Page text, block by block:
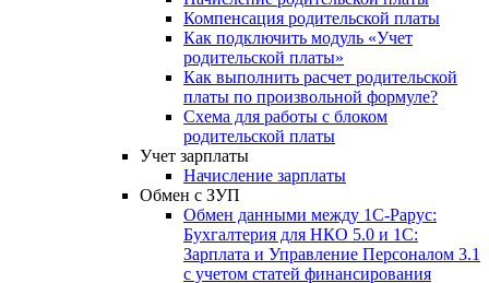
Компенсация родительской платы
Как подключить модуль «Учет
родительской платы»
Как выполнить расчет родительской
платы по произвольной формуле?
Схема для работы с блоком
родительской платы
Учет зарплаты
Начисление зарплаты
Обмен с ЗУП
Обмен данными между 1С-Рарус:
Бухгалтерия для НКО 5.0 и 1С:
Зарплата и Управление Персоналом 3.1
с учетом статей финансирования